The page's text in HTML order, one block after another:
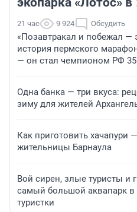
21 час 9 924 Обсудить
«Позавтракал и побежал —
история пермского
— он стал чемпионом РФ 35
Одна банка — три вкуса:
зиму для жителей
Как приготовить хачапури
жительницы Барнаула
Вой сирен, злые туристы и
самый большой аквапарк
туристки